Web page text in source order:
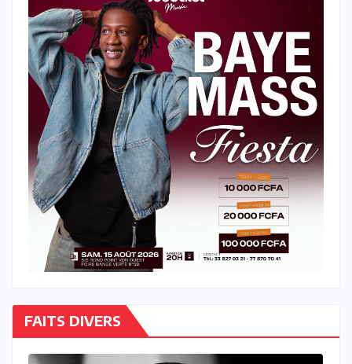
FAITS DIVERS